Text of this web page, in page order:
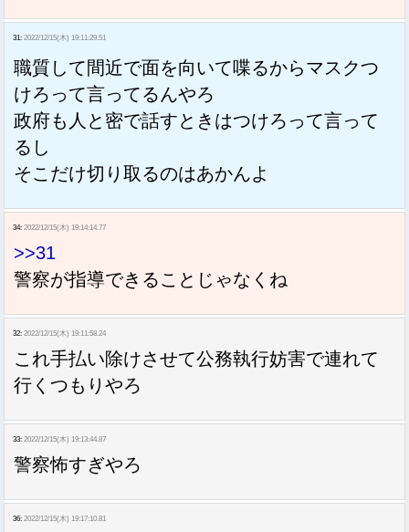
31: 2022/12/15(木) 19:11:29.51
職質して間近で面を向いて喋るからマスクつ
けろって言ってるんやろ
政府も人と密で話すときはつけろって言って
るし
そこだけ切り取るのはあかんよ
34: 2022/12/15(木) 19:14:14.77
>>31
警察が指導できることじゃなくね
32: 2022/12/15(木) 19:11:58.24
これ手払い除けさせて公務執行妨害で連れて
行くつもりやろ
33: 2022/12/15(木) 19:13:44.87
警察怖すぎやろ
36: 2022/12/15(木) 19:17:10.81